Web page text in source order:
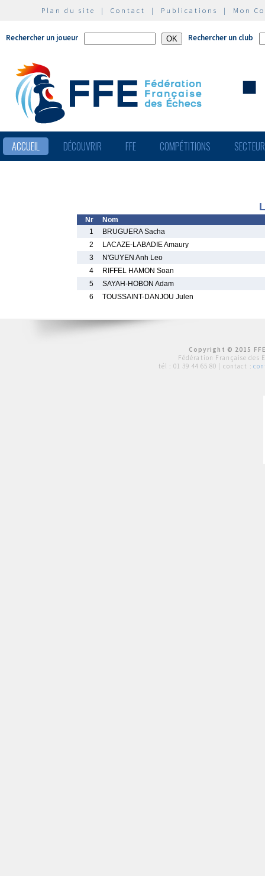
Plan du site | Contact | Publications | Mon
Rechercher un joueur Rechercher un club
ACCUEIL DÉCOUVRIR FFE COMPÉTITIONS
Nr
Nom
1
BRUGUERA Sacha
2
LACAZE-LABADIE Amaury
3
N'GUYEN Anh Leo
4
RIFFEL HAMON Soan
5
SAYAH-HOBON Adam
6
TOUSSAINT-DANJOU Julen
Copyright © 2015
Fédération Française des
tél : 01 39 44 65 80 | contact :